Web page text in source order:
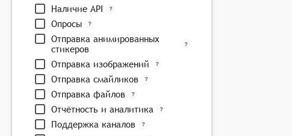
Наличие API
Опросы
Отправка анимированных
стикеров
Отправка изображений
Отправка смайликов
Отправка файлов
Отчётность и аналитика
Поддержка каналов